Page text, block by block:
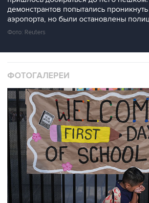
демонстрантов попытались
аэропорта, но были остановлены
Фото: Reuters
ФОТОГАЛЕРЕИ